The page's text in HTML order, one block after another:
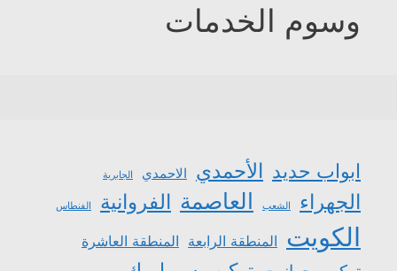
وسوم الخدمات
ابواب حديد الأحمدي الاحمدي الجابرية
الجهراء الشعب العاصمة الفروانية الفنطاس
الكويت المنطقة الرابعة المنطقة العاشرة